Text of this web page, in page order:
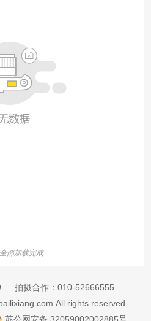
部加载完成 --
拍摄合作： 010-52666555
All rights reserved
苏公网安备 32059002002885号